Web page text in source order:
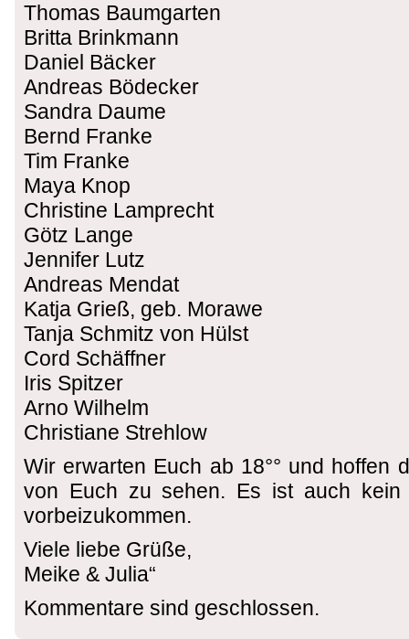
Thomas Baumgarten
Britta Brinkmann
Daniel Bäcker
Andreas Bödecker
Sandra Daume
Bernd Franke
Tim Franke
Maya Knop
Christine Lamprecht
Götz Lange
Jennifer Lutz
Andreas Mendat
Katja Grieß, geb. Morawe
Tanja Schmitz von Hülst
Cord Schäffner
Iris Spitzer
Arno Wilhelm
Christiane Strehlow
Wir erwarten Euch ab 18°° und hoffen
von Euch zu sehen. Es ist auch kein
vorbeizukommen.
Viele liebe Grüße,
Meike & Julia“
Kommentare sind geschlossen.